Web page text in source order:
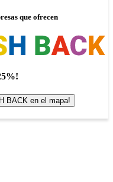
que ofrecen
BACK en el mapa!